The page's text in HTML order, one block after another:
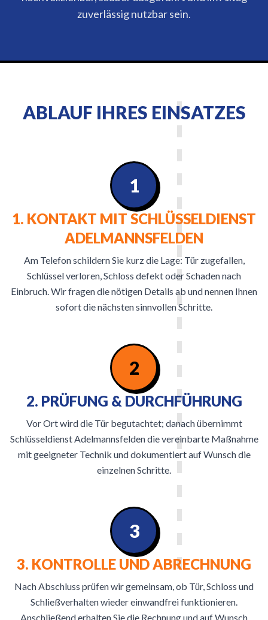
zuverlässig nutzbar sein.
ABLAUF IHRES EINSATZES
1. KONTAKT MIT SCHLÜSSELDIENST
ADELMANNSFELDEN
Am Telefon schildern Sie kurz die Lage: Tür zugefallen,
Schlüssel verloren, Schloss defekt oder Schaden nach
Einbruch. Wir fragen die nötigen Details ab und nennen Ihnen
sofort die nächsten sinnvollen Schritte.
1
2
2. PRÜFUNG & DURCHFÜHRUNG
Vor Ort wird die Tür begutachtet; danach übernimmt
Schlüsseldienst Adelmannsfelden die vereinbarte Maßnahme
mit geeigneter Technik und dokumentiert auf Wunsch die
einzelnen Schritte.
3. KONTROLLE UND ABRECHNUNG
Nach Abschluss prüfen wir gemeinsam, ob Tür, Schloss und
Schließverhalten wieder einwandfrei funktionieren.
Anschließend erhalten Sie die Rechnung und auf Wunsch
3